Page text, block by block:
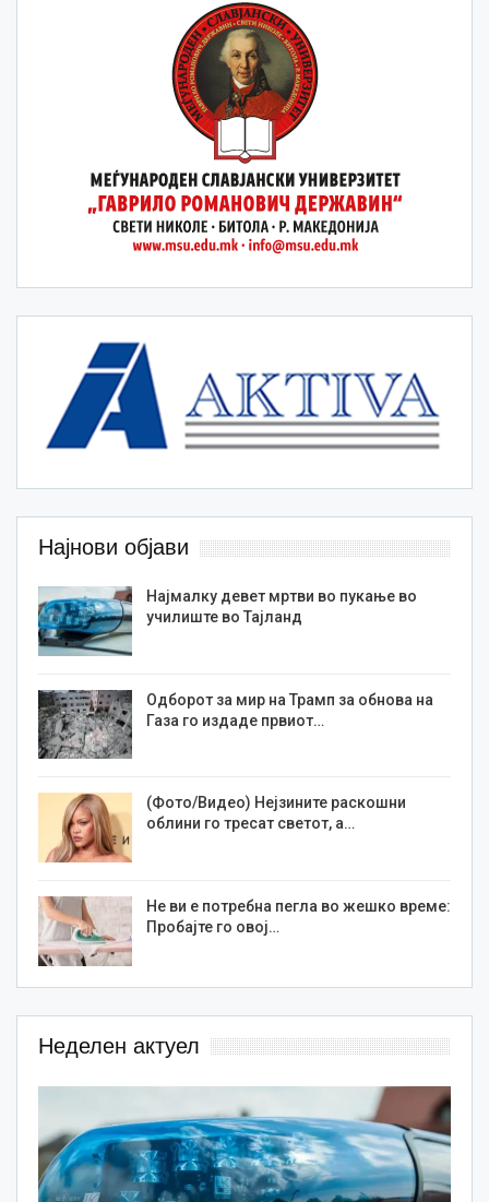
Најнови објави
Најмалку девет мртви во пукање во
училиште во Тајланд
Одборот за мир на Трамп за обнова на
Газа го издаде првиот…
(Фото/Видео) Нејзините раскошни
облини го тресат светот, а…
Не ви е потребна пегла во жешко време:
Пробајте го овој…
Неделен актуел